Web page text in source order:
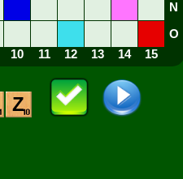
N
O
10 11 12 13 14 15
Z